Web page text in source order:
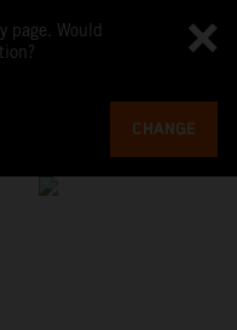
page. Would
CHANGE